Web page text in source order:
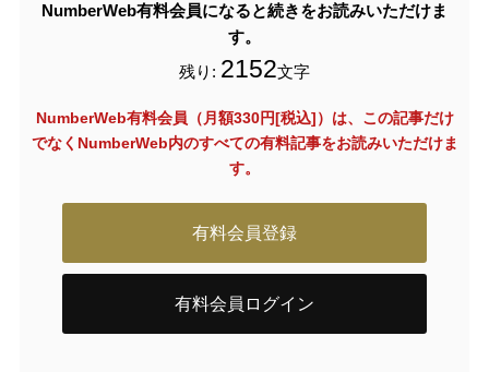
NumberWeb有料会員になると続きをお読みいただけま
す。
残り: 2152文字
NumberWeb有料会員（月額330円[税込]）は、この記事だけ
でなく NumberWeb内のすべての有料記事をお読みいただけま
す。
有料会員登録
有料会員ログイン